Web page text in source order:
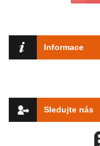
Informace
Sledujte nás